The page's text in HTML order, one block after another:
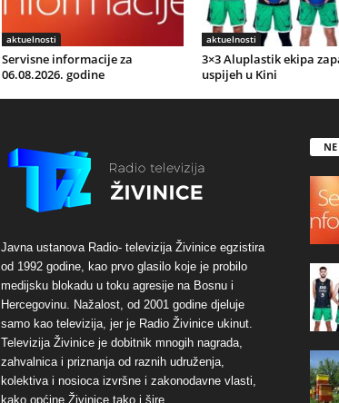
aktuelnosti
Servisne informacije za
06.08.2026. godine
aktuelnosti
3×3 Aluplastik ekipa
uspijeh u Kini
Javna ustanova Radio- televizija Živinice egzistira
od 1992 godine, kao prvo glasilo koje je probilo
medijsku blokadu u toku agresije na Bosnu i
Hercegovinu. Nažalost, od 2001 godine djeluje
samo kao televizija, jer je Radio Živinice ukinut.
Televizija Živinice je dobitnik mnogih nagrada,
zahvalnica i priznanja od raznih udruženja,
kolektiva i nosioca izvršne i zakonodavne vlasti,
kako općine Živinice tako i šire.